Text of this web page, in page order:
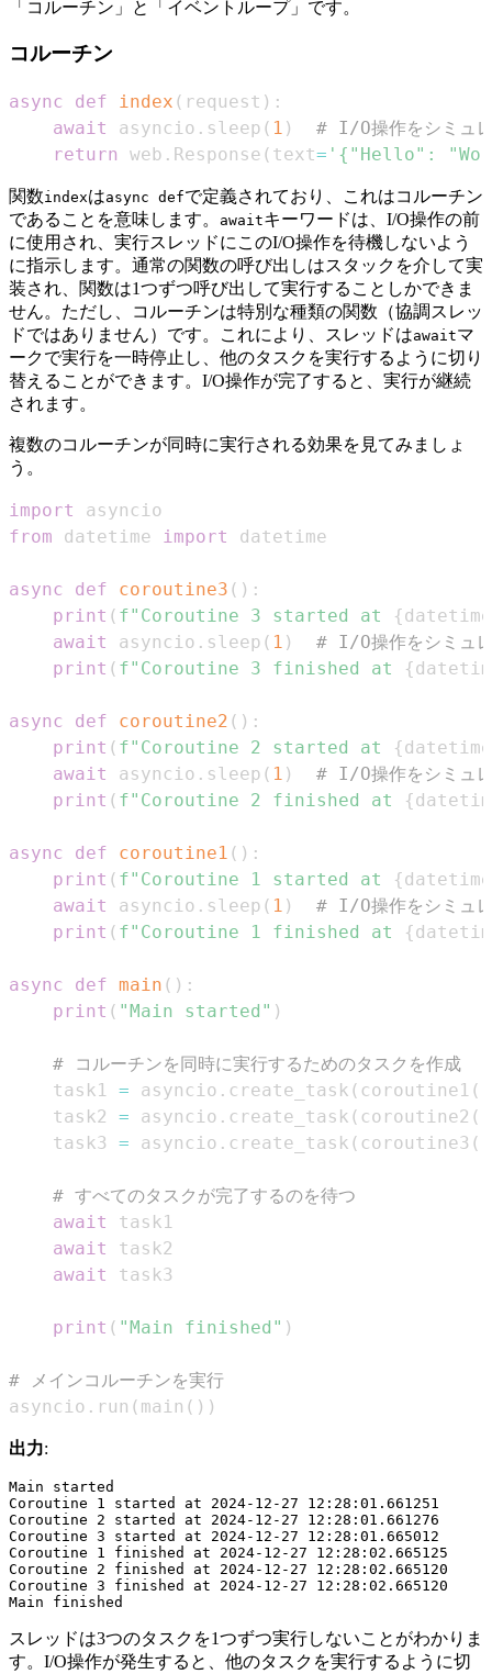
「コルーチン」と「イベントループ」です。
コルーチン
async def index ( request ) :
await
asyncio . sleep ( 1 )
# I/O操作をシミュ
return
web . Response ( text= '{"Hello":
関数indexはasync defで定義されており、これはコルーチン
であることを意味します。
awaitキーワードは、I/O操作の前
に使用され、実行スレッドにこのI/O操作を待機しないよう
に指示します。通常の関数の呼び出しはスタックを介して実
装され、関数は1つずつ呼び出して実行することしかできま
せん。ただし、コルーチンは特別な種類の関数（協調スレッ
ドではありません）です。これにより、スレッドはawaitマ
ークで実行を一時停止し、他のタスクを実行するように切り
替えることができます。I/O操作が完了すると、実行が継続
されます。
複数のコルーチンが同時に実行される効果を見てみましょ
う。
import
from datetime import
async def coroutine3 ( ) :
print ( f"Coroutine 3 started at {datetime
await
asyncio . sleep ( 1 )
# I/O操作をシミュ
print ( f"Coroutine 3 finished at {
async def coroutine2 ( ) :
print ( f"Coroutine 2 started at {datetime
await
asyncio . sleep ( 1 )
# I/O操作をシミュ
print ( f"Coroutine 2 finished at {
async def coroutine1 ( ) :
print ( f"Coroutine 1 started at {datetime
await
asyncio . sleep ( 1 )
# I/O操作をシミュ
print ( f"Coroutine 1 finished at {
async def main ( ) :
print ( "Main started" )
# コルーチンを同時に実行するためのタスクを作成
    task1
= asyncio . create_task ( coroutine1 (
    task2
= asyncio . create_task ( coroutine2 (
    task3
= asyncio . create_task ( coroutine3 (
# すべてのタスクが完了するのを待つ
await
await
await
print ( "Main finished" )
# メインコルーチンを実行
asyncio . run ( main ( ) )
出力:
Main started
Coroutine 1 started at 2024-12-27 12:28:01.661251
Coroutine 2 started at 2024-12-27 12:28:01.661276
Coroutine 3 started at 2024-12-27 12:28:01.665012
Coroutine 1 finished at 2024-12-27 12:28:02.665125
Coroutine 2 finished at 2024-12-27 12:28:02.665120
Coroutine 3 finished at 2024-12-27 12:28:02.665120
スレッドは3つのタスクを1つずつ実行しないことがわかりま
す。I/O操作が発生すると、他のタスクを実行するように切